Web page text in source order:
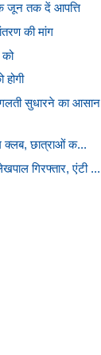
जून तक दें आपत्ति
की मांग
को
सुधारने का आसान
क्लब, छात्राओं क...
गिरफ्तार, एंटी ...